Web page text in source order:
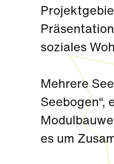
soziales
Mehrere
Seebogen“,
es um